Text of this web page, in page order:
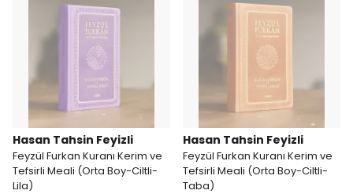
Hasan Tahsin Feyizli
Feyzül Furkan Kuranı Kerim ve
Tefsirli Meali (Orta Boy-Ciltli-
Lila)
Hasan Tahsin Feyizli
Feyzül Furkan Kuranı Kerim ve
Tefsirli Meali (Orta Boy-Ciltli-
Taba)